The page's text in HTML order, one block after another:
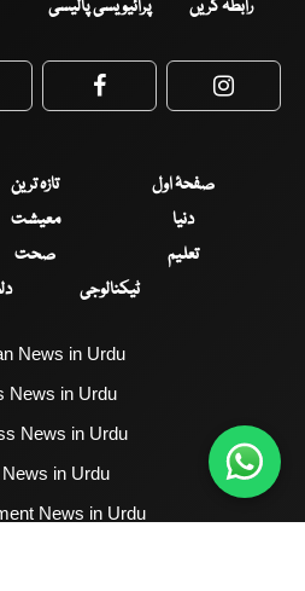
رابطہ کریں پرائیویسی پالیسی
Facebook
صفحۂ اول تازہ ترین
دنیا
معیشت
تعلیم
صحت
ٹیکنالوجی
News in Urdu
News in Urdu
News in Urdu
News in Urdu
News in Urdu